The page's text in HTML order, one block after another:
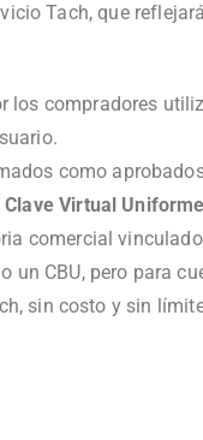
Tach, que
los compradores
como
Clave Virtual
comercial
un CBU, pero para
sin costo y sin